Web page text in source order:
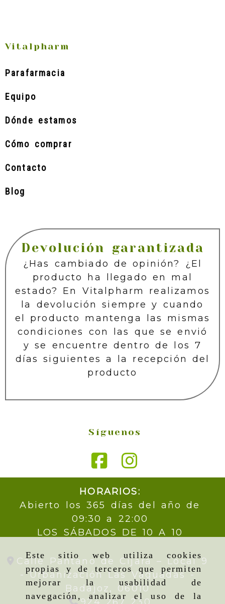
Este sitio web utiliza cookies
propias y de terceros que permiten
mejorar la usabilidad de
navegación, analizar el uso de la
Vitalpharm
Parafarmacia
Equipo
Dónde estamos
Cómo comprar
Contacto
Blog
Devolución garantizada
¿Has cambiado de opinión? ¿El
producto ha llegado en mal
estado? En Vitalpharm realizamos
la devolución siempre y cuando
el producto mantenga las mismas
condiciones con las que se envió
y se encuentre dentro de los 7
días siguientes a la recepción del
producto
Síguenos
HORARIOS:
Abierto los 365 días del año de
09:30 a 22:00
LOS SÁBADOS DE 10 A 10
Calle Pantano de Cijara – Local 9
- Urbanización Las Vaguadas -
Badajoz, 06010